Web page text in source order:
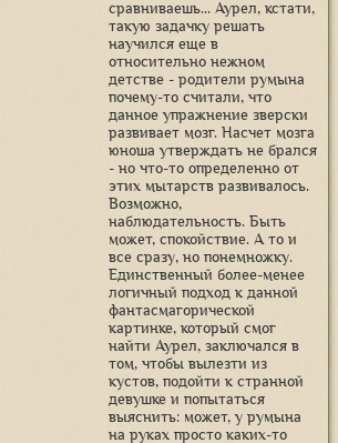
сравниваешь... Аурел, кстати,
такую задачку решать
научился еще в
относительно нежном
детстве - родители румына
почему-то считали, что
данное упражнение зверски
развивает мозг. Насчет мозга
юноша утверждать не брался
- но что-то определенно от
этих мытарств развивалось.
Возможно,
наблюдательность. Быть
может, спокойствие. А то и
все сразу, но понемножку.
Единственный более-менее
логичный подход к данной
фантасмагорической
картинке, который смог
найти Аурел, заключался в
том, чтобы вылезти из
кустов, подойти к странной
девушке и попытаться
выяснить: может, у румына
на руках просто каких-то